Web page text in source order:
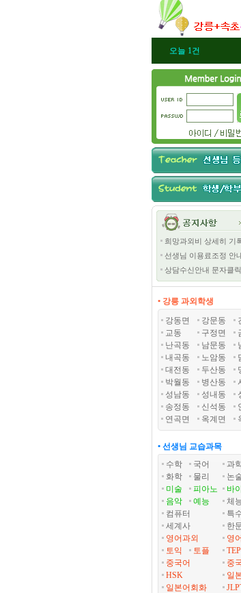
오늘 1건
희망과외비 상세히 기
선생님 이용료조정 안
상담수신안내 문자클
• 강릉 과외학생
강동면
강문동
교동
구정면
난곡동
남문동
내곡동
노암동
대전동
두산동
박월동
병산동
성남동
성내동
송정동
신석동
연곡면
옥계면
• 선생님 교습과목
수학
국어 과
화학
물리 논
미술
피아노
바
음악
예능 체
컴퓨터
특
세계사
한
영어과외
영
토익
토플
중국어
중
HSK
일
일본어회화